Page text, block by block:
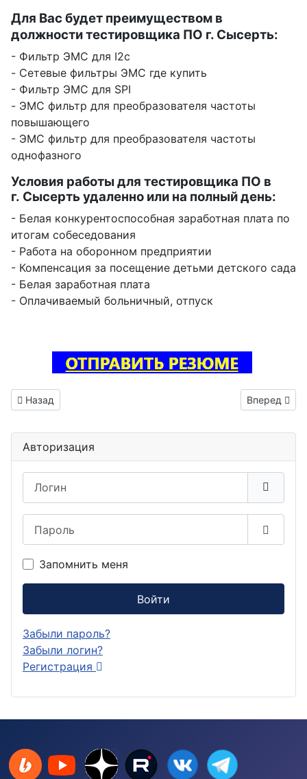
Для Вас будет преимуществом в
должности тестировщика ПО г. Сысерть:
- Фильтр ЭМС для I2c
- Сетевые фильтры ЭМС где купить
- Фильтр ЭМС для SPI
- ЭМС фильтр для преобразователя частоты
повышающего
- ЭМС фильтр для преобразователя частоты
однофазного
Условия работы для тестировщика ПО в
г. Сысерть удаленно или на полный день:
- Белая конкурентоспособная заработная плата по
итогам собеседования
- Работа на оборонном предприятии
- Компенсация за посещение детьми детского сада
- Белая заработная плата
- Оплачиваемый больничный, отпуск
Предыдущий: Инженер схемотехник РЭА вакансия Шелехов
Назад Следующий:
Вперед
Авторизация
Запомнить меня
Войти
Забыли пароль?
Забыли логин?
Регистрация